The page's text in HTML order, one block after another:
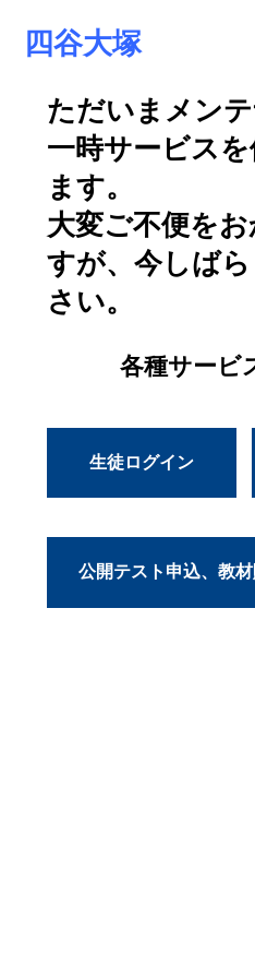
四谷大塚
ただいまメン
一時サービス
ます。
大変ご不便を
すが、今しば
さい。
各種サービ
生徒ログイン
公開テスト申込、教